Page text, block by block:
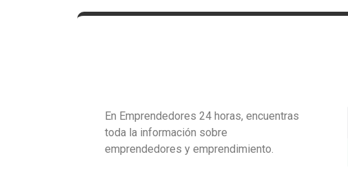
En Emprendedores 24 horas, encuentras
toda la información sobre
emprendedores y emprendimiento.